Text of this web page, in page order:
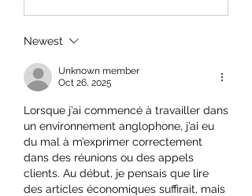
Newest
Unknown member
Oct 26, 2025
Lorsque j’ai commencé à travailler dans
un environnement anglophone, j’ai eu
du mal à m’exprimer correctement
dans des réunions ou des appels
clients. Au début, je pensais que lire
des articles économiques suffirait, mais